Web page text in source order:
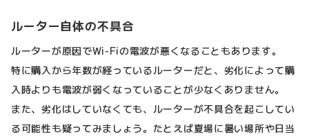
ルーター自体の不具合
ルーターが原因でWi-Fiの電波が悪くなることもあります。
特に購入から年数が経っているルーターだと、劣化によって購
入時よりも電波が弱くなっていることが少なくありません。
また、劣化はしていなくても、ルーターが不具合を起こしてい
る可能性も疑ってみましょう。たとえば夏場に暑い場所や日当